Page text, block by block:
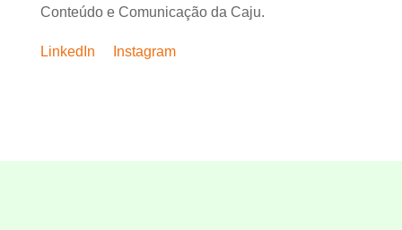
Conteúdo e Comunicação da Caju.
LinkedIn Instagram